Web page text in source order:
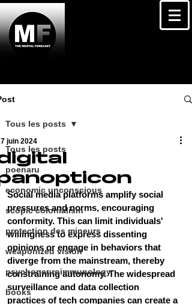
Tous les posts
poenaru
economic unconscious
scopic colonialism
protection des mineurs
weaponized vision
psychoneuroimmunology
books
Tous les posts
juin 2024
Social media platforms amplify social
pressures and norms, encouraging
conformity. This can limit individuals'
willingness to express dissenting
opinions or engage in behaviors that
diverge from the mainstream, thereby
constraining autonomy. The widespread
surveillance and data collection
practices of tech companies can create a